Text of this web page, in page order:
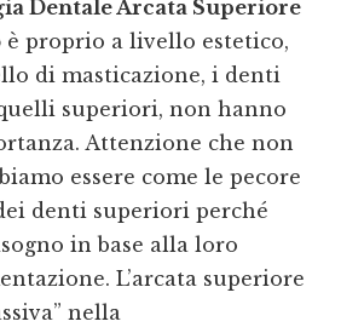
Dentale Arcata Superiore
è proprio a livello estetico,
di masticazione, i denti
superiori, non hanno
Attenzione che non
essere come le pecore
denti superiori perché
in base alla loro
L’arcata superiore
nella